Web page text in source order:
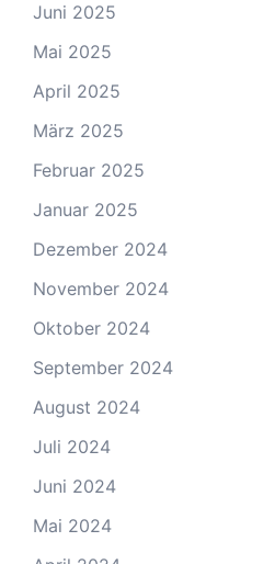
Juni 2025
Mai 2025
April 2025
März 2025
Februar 2025
Januar 2025
Dezember 2024
November 2024
Oktober 2024
September 2024
August 2024
Juli 2024
Juni 2024
Mai 2024